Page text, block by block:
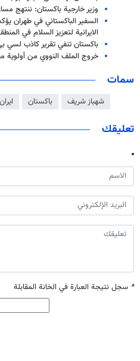
وزير خارجية باكستان: ننتهج
السفير الباكستاني في طهران
الايرانية لتعزيز السلام في
باكستان تنفي تقرير كاذب لسي
خروج الملف النووي من أولوية
سمات
شهباز شريف باكستان ايران
تعليقك
* سجل نتيجة العبارة في الخانة المقابلة